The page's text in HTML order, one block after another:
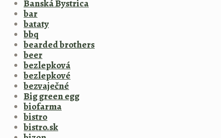
Banská Bystrica
bar
bataty
bbq
bearded brothers
beer
bezlepková
bezlepkové
bezvaječné
Big green egg
biofarma
bistro
bistro.sk